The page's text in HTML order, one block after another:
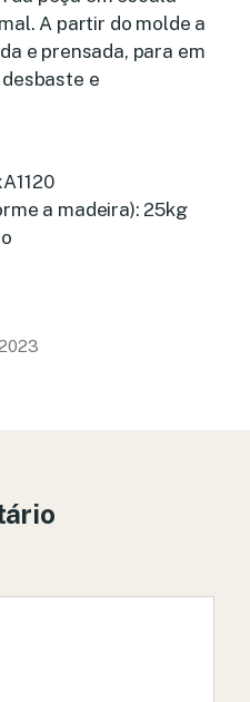
A partir do molde a
e prensada, para em
e
a madeira): 25kg